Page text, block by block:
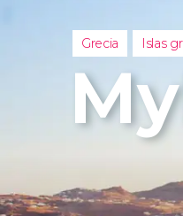
Grecia Islas